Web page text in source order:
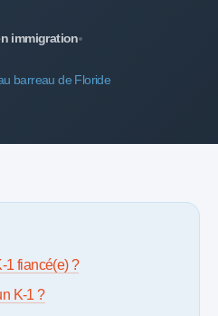
immigration
barreau de Floride
1 fiancé(e) ?
K-1 ?